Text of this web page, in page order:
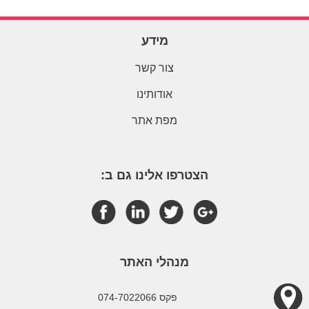
מידע
צור קשר
אודותינו
מפת אתר
הצטרפו אלינו גם ב:
מנהלי האתר
פקס 074-7022066